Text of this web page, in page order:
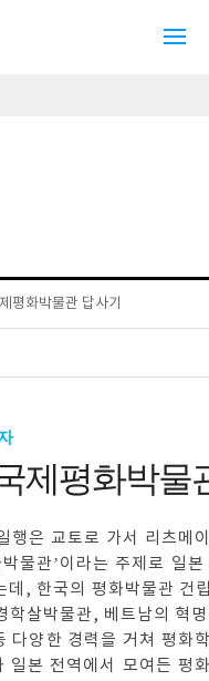
평화박물관 답사기
제평화박물
행은 교토로 가서 리츠메
물관’이라는 주제로 일
데, 한국의 평화박물관 건
학살박물관, 베트남의 혁
다양한 경력을 거쳐 평화
본 전역에서 모여든 평